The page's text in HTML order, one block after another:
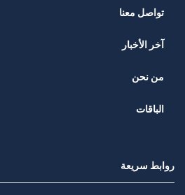
تواصل معنا
آخر الأخبار
من نحن
الباقات
روابط سريعة